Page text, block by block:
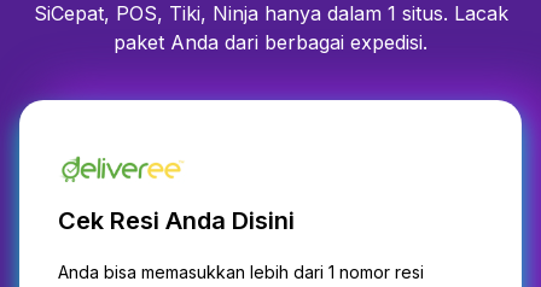
SiCepat, POS, Tiki, Ninja hanya dalam 1 situs. Lacak
paket Anda dari berbagai expedisi.
Cek Resi Anda Disini
Anda bisa memasukkan lebih dari 1 nomor resi